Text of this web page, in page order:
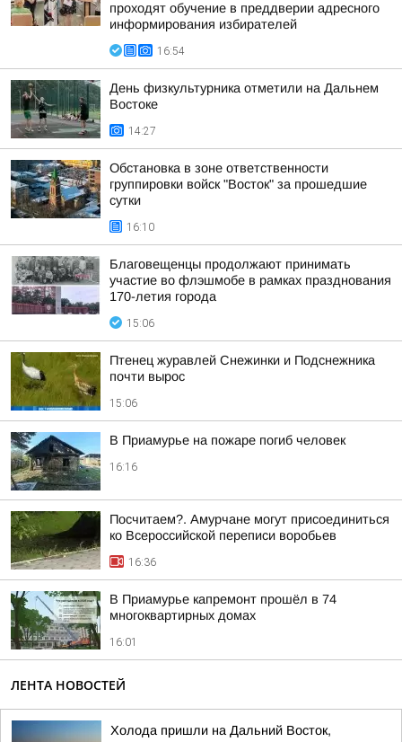
проходят обучение в преддверии адресного
информирования избирателей
16:54
День физкультурника отметили на Дальнем
Востоке
14:27
Обстановка в зоне ответственности
группировки войск "Восток" за прошедшие
сутки
16:10
Благовещенцы продолжают принимать
участие во флэшмобе в рамках празднования
170-летия города
15:06
Птенец журавлей Снежинки и Подснежника
почти вырос
15:06
В Приамурье на пожаре погиб человек
16:16
Посчитаем?. Амурчане могут присоединиться
ко Всероссийской переписи воробьев
16:36
В Приамурье капремонт прошёл в 74
многоквартирных домах
16:01
ЛЕНТА НОВОСТЕЙ
Холода пришли на Дальний Восток,